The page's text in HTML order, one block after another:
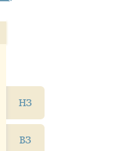
НЗ
ВЗ